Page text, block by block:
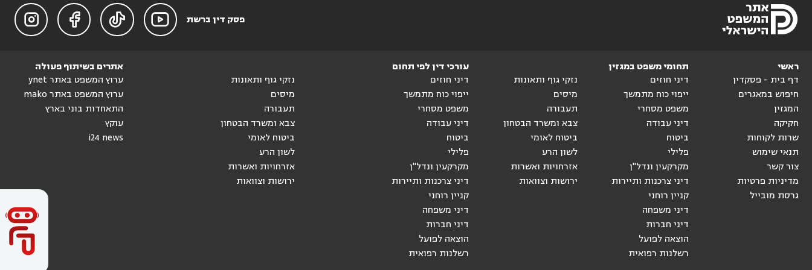
פסק דין ברשת 



ראשי
דף בית - פסקדין
חיפוש במאגרים
המגזין
חקיקה
שרות לקוחות
תנאי שימוש
צור קשר
מדיניות פרטיות
גרסת מובייל
תחומי משפט במגזין
דיני חוזים
ייפוי כוח מתמשך
משפט מסחרי
דיני עבודה
ביטוח
פלילי
מקרקעין ונדל"ן
דיני צרכנות ותיירות
קניין רוחני
דיני משפחה
דיני חברות
הוצאה לפועל
רשלנות רפואית
נזקי גוף ותאונות
מיסים
תעבורה
צבא ומשרד הבטחון
ביטוח לאומי
לשון הרע
אזרחויות ואשרות
ירושות וצוואות
עורכי דין לפי תחום
דיני חוזים
ייפוי כוח מתמשך
משפט מסחרי
דיני עבודה
ביטוח
פלילי
מקרקעין ונדל"ן
דיני צרכנות ותיירות
קניין רוחני
דיני משפחה
דיני חברות
הוצאה לפועל
רשלנות רפואית
נזקי גוף ותאונות
מיסים
תעבורה
צבא ומשרד הבטחון
ביטוח לאומי
לשון הרע
אזרחויות ואשרות
ירושות וצוואות
אתרים בשיתוף פעולה
ערוץ המשפט באתר ynet
ערוץ המשפט באתר mako
התאחדות בוני בארץ
עוקץ
i24 news